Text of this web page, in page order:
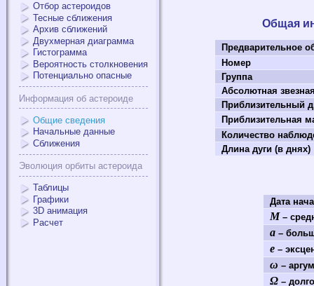
Отбор астероидов
Тесные сближения
Архив сближений
Двухмерная диаграмма
Гистограмма
Вероятность столкновения
Потенциально опасные
Информация об астероиде
Общие сведения
Начальные данные
Сближения
Эволюция орбиты астероида
Таблицы
Графики
3D анимация
Расчет
Общая
Предварительное
Номер
Группа
Абсолютная
Приблизительный
Приблизительная
Количество
Длина дуги (в днях)
Дата
M –
a–
e–
ω –
Ω–